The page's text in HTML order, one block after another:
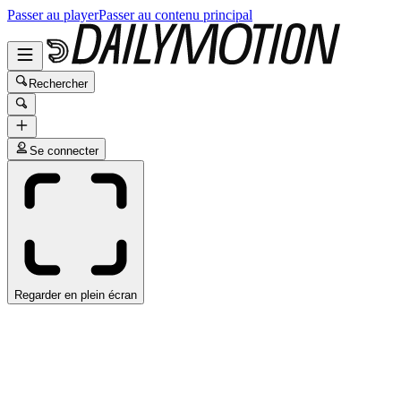
Passer au playerPasser au contenu principal
Rechercher
Se connecter
Regarder en plein écran